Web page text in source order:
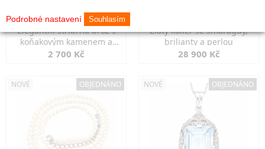
Elegantní stříbrná brož s
koňakovým kamenem a
markazity
2 700 Kč
Zlatý kolier se smaragdy,
brilianty a perlou
28 900 Kč
NOVÉ OBJEDNÁNO NOVÉ OBJEDNÁNO
Podrobné nastavení Souhlasím